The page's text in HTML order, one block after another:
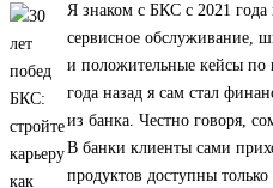
Я знаком с БКС с 2021
сервисное обслуживание,
и положительные кейсы по
года назад я сам стал
из банка. Честно говоря,
В банки клиенты сами
продуктов доступны